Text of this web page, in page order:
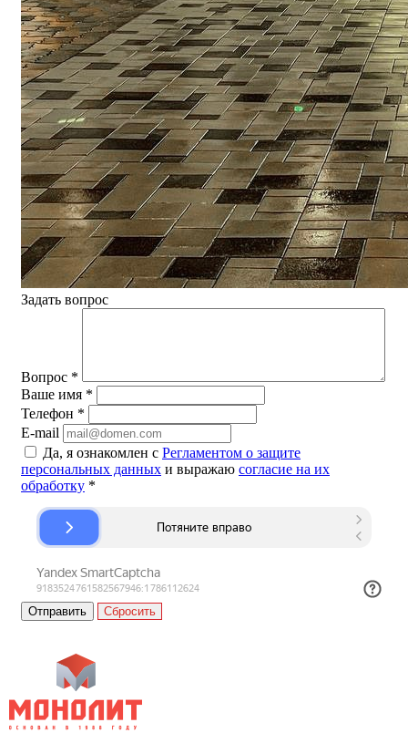
Задать вопрос
Вопрос *
Ваше имя *
Телефон *
E-mail
Да, я ознакомлен с Регламентом о защите
персональных данных и выражаю согласие на их
обработку *
Сбросить